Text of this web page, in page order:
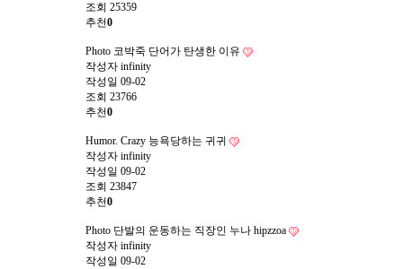
조회 25359
추천0
Photo 코박죽 단어가 탄생한 이유
작성자 infinity
작성일 09-02
조회 23766
추천0
Humor. Crazy 능욕당하는 귀귀
작성자 infinity
작성일 09-02
조회 23847
추천0
Photo 단발의 운동하는 직장인 누나 hipzzoa
작성자 infinity
작성일 09-02